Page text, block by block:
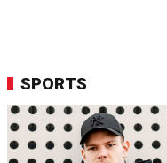
SPORTS